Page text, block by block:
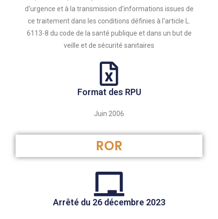
d'urgence et à la transmission d'informations issues de
ce traitement dans les conditions définies à l'article L.
6113-8 du code de la santé publique et dans un but de
veille et de sécurité sanitaires
Format des RPU
Juin 2006
ROR
Arrêté du 26 décembre 2023